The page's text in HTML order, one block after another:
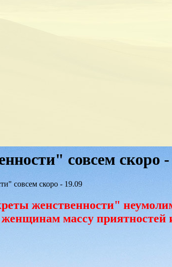
совсем скоро -
совсем скоро - 19.09
женственности"
массу приятностей